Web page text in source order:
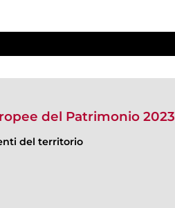
del Patrimonio 2023
del territorio